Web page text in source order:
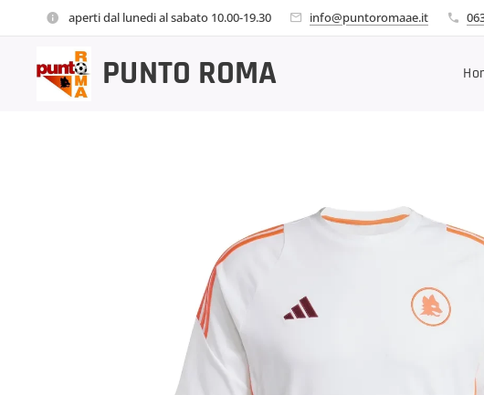
aperti dal lunedi al sabato 10.00-19.30 info@puntoromaae.it
PUNTO ROMA